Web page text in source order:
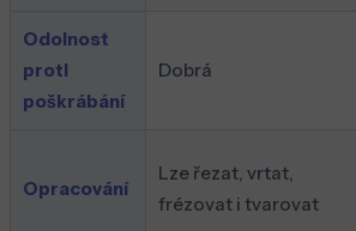
Odolnost
proti
poškrábání
Dobrá
Opracování
Lze řezat, vrtat,
frézovat i tvarovat